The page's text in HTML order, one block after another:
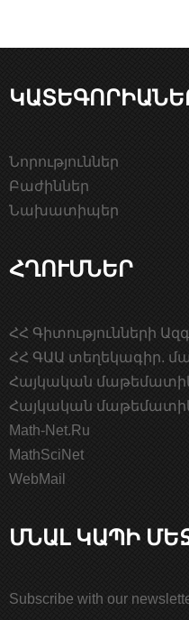
ր
Նորություններ
Բաժիններ
Նախատիպեր
ՀՂՈՒՄՆԵՐ
ՀՀ Գիտությունների
ՀՀ ԳԱԱ տեղեկագիր.
Հայկական
Հայկական
Math-Net.Ru
MathSciNet
WebMail
ՄՆԱԼ ԿԱՊԻ
Subscribe with our